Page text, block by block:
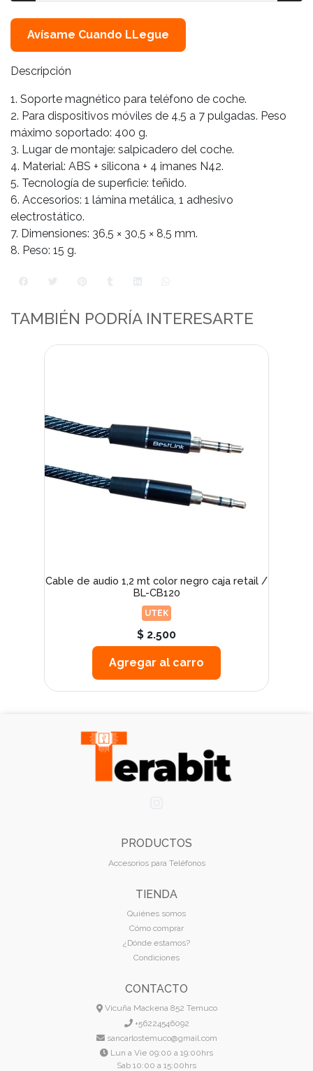
Avísame Cuando LLegue
Descripción
1. Soporte magnético para teléfono de coche.
2. Para dispositivos móviles de 4,5 a 7 pulgadas. Peso
máximo soportado: 400 g.
3. Lugar de montaje: salpicadero del coche.
4. Material: ABS + silicona + 4 imanes N42.
5. Tecnología de superficie: teñido.
6. Accesorios: 1 lámina metálica, 1 adhesivo
electrostático.
7. Dimensiones: 36,5 × 30,5 × 8,5 mm.
8. Peso: 15 g.
TAMBIÉN PODRÍA INTERESARTE
Cable de audio 1,2 mt color negro caja retail /
BL-CB120
UTEK
$ 2.500
Agregar al carro
PRODUCTOS
Accesorios para Teléfonos
TIENDA
Quiénes somos
Cómo comprar
¿Dónde estamos?
Condiciones
CONTACTO
Vicuña Mackena 852 Temuco
+56224546092
sancarlostemuco@gmail.com
Lun a Vie 09:00 a 19:00hrs
Sab 10:00 a 15:00hrs